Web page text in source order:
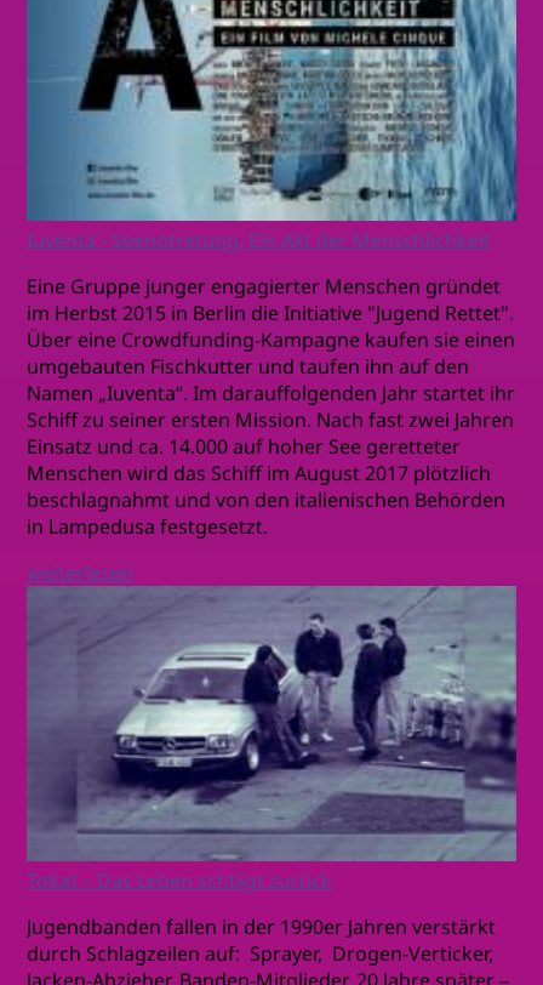
Iuventa - Seenotretung. Ein Akt der Menschlichkeit
Eine Gruppe junger engagierter Menschen gründet
im Herbst 2015 in Berlin die Initiative "Jugend Rettet".
Über eine Crowdfunding-Kampagne kaufen sie einen
umgebauten Fischkutter und taufen ihn auf den
Namen „Iuventa“. Im darauffolgenden Jahr startet ihr
Schiff zu seiner ersten Mission. Nach fast zwei Jahren
Einsatz und ca. 14.000 auf hoher See geretteter
Menschen wird das Schiff im August 2017 plötzlich
beschlagnahmt und von den italienischen Behörden
in Lampedusa festgesetzt.
weiterlesen
Tokat – Das Leben schlägt zurück
Jugendbanden fallen in der 1990er Jahren verstärkt
durch Schlagzeilen auf: Sprayer, Drogen-Verticker,